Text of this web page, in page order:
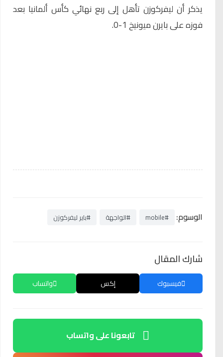
يذكر أن ليفركوزن تأهل إلى ربع نهائي كأس ألمانيا بعد
فوزه على بايرن ميونيخ 1-0.
الوسوم: #mobile #الواجهة #باير ليفركوزن
شارك المقال
فيسبوك إكس واتساب
تابعونا على واتساب